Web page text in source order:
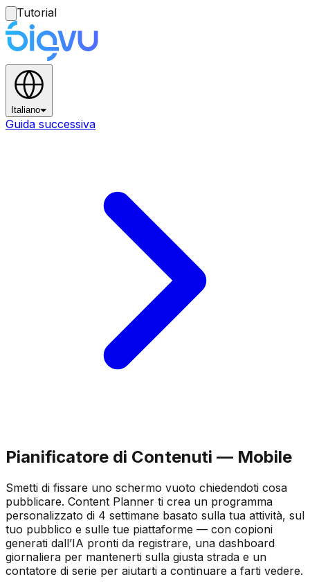
Tutorial
Italiano
Guida successiva
Pianificatore di Contenuti — Mobile
Smetti di fissare uno schermo vuoto chiedendoti cosa
pubblicare. Content Planner ti crea un programma
personalizzato di 4 settimane basato sulla tua attività, sul
tuo pubblico e sulle tue piattaforme — con copioni
generati dall’IA pronti da registrare, una dashboard
giornaliera per mantenerti sulla giusta strada e un
contatore di serie per aiutarti a continuare a farti vedere.